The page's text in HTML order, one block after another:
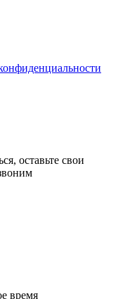
оставьте свои
время